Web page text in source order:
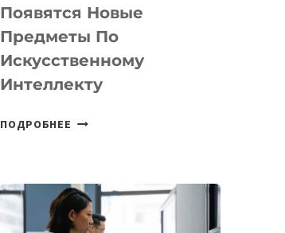
ТЕХНОЛОГИЧЕСКИХ
СТАРТАПОВ
Появятся Новые
Предметы По
Искусственному
Интеллекту
ПОДРОБНЕЕ
НОВЫЕ
ПРЕДМЕТЫ